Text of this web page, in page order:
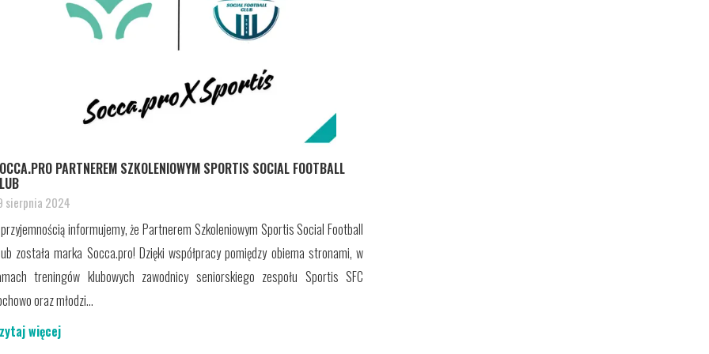
PARTNEREM SZKOLENIOWYM SPORTIS SOCIAL FOOTBALL
sierpnia 2024
informujemy, że Partnerem Szkoleniowym Sportis Social Football
została marka Socca.pro! Dzięki współpracy pomiędzy obiema stronami, w
treningów klubowych zawodnicy seniorskiego zespołu Sportis SFC
oraz młodzi...
więcej